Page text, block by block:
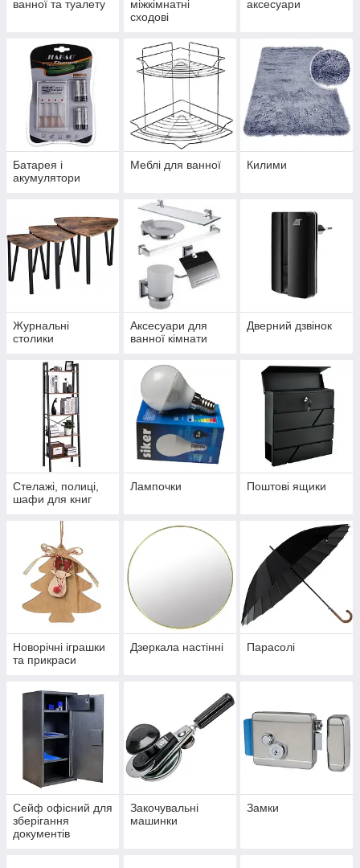
ванної та туалету
міжкімнатні
сходові
аксесуари
Батарея і
акумулятори
Меблі для ванної Килими
Журнальні
столики
Аксесуари для
ванної кімнати
Дверний дзвінок
Стелажі, полиці,
шафи для книг
Лампочки Поштові ящики
Новорічні іграшки
та прикраси
Дзеркала настінні Парасолі
Сейф офісний для
зберігання
документів
Закочувальні
машинки
Замки